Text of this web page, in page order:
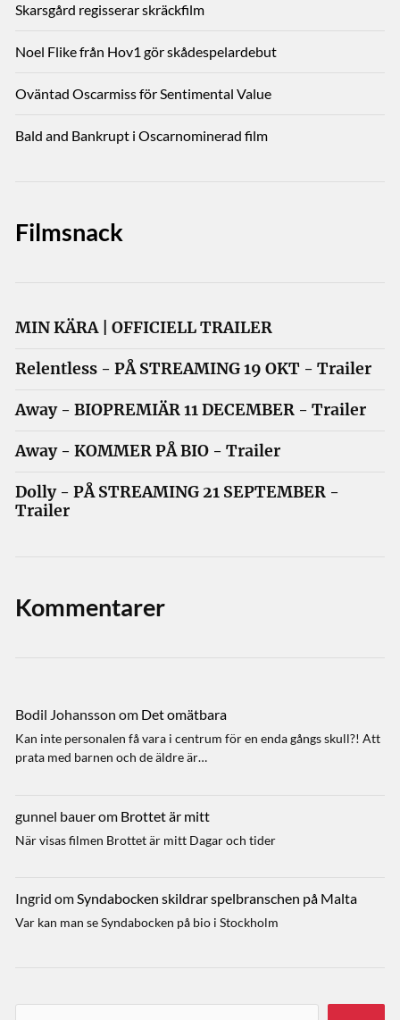
Skarsgård regisserar skräckfilm
Noel Flike från Hov1 gör skådespelardebut
Oväntad Oscarmiss för Sentimental Value
Bald and Bankrupt i Oscarnominerad film
Filmsnack
MIN KÄRA | OFFICIELL TRAILER
Relentless - PÅ STREAMING 19 OKT - Trailer
Away - BIOPREMIÄR 11 DECEMBER - Trailer
Away - KOMMER PÅ BIO - Trailer
Dolly - PÅ STREAMING 21 SEPTEMBER -
Trailer
Kommentarer
Bodil Johansson om Det omätbara
Kan inte personalen få vara i centrum för en enda gångs skull?! Att
prata med barnen och de äldre är…
gunnel bauerom Brottet är mitt
När visas filmen Brottet är mitt Dagar och tider
Ingrid omSyndabocken skildrar spelbranschen på Malta
Var kan man se Syndabocken på bio i Stockholm